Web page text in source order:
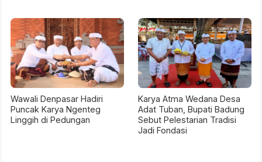
Wawali Denpasar Hadiri
Puncak Karya Ngenteg
Linggih di Pedungan
Karya Atma Wedana Desa
Adat Tuban, Bupati Badung
Sebut Pelestarian Tradisi
Jadi Fondasi